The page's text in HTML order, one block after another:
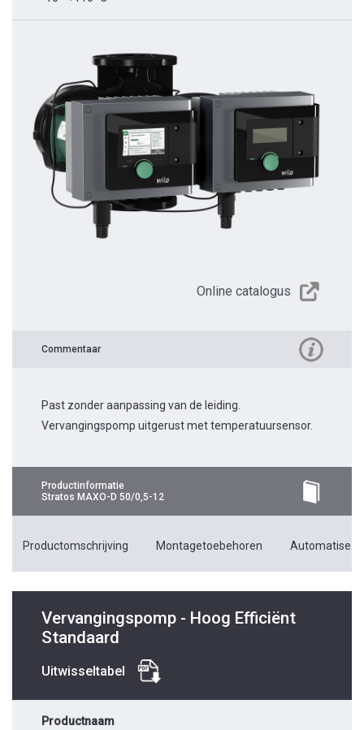
Online catalogus
Commentaar
Past zonder aanpassing van de leiding.
Vervangingspomp uitgerust met temperatuursensor.
Productinformatie
Stratos MAXO-D 50/0,5-12
Productomschrijving Montagetoebehoren
Vervangingspomp - Hoog Efficiënt
Standaard
Uitwisseltabel
Productnaam